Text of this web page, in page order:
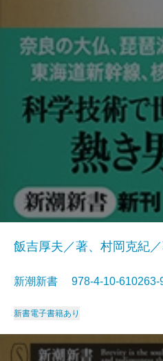
飯吉厚夫／著、村岡克紀
新潮新書 978-4-10-
新書電子書籍あり